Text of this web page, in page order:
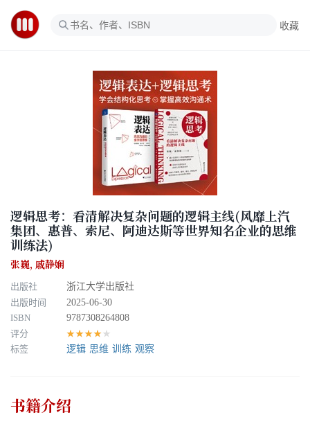
收藏
逻辑思考：看清解决复杂问题的逻辑主线(风靡上汽
集团、惠普、索尼、阿迪达斯等世界知名企业的思维
训练法)
张巍, 戚静娴
出版社
浙江大学出版社
出版时间
2025-06-30
ISBN
9787308264808
评分
★★★★★
标签 逻辑 思维 训练 观察
书籍介绍